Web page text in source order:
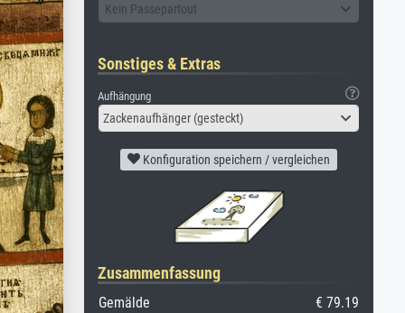
Kein Passepartout
Sonstiges & Extras
Aufhängung
Zackenaufhänger (gesteckt)
Konfiguration speichern / vergleichen
Zusammenfassung
Gemälde
€ 79.19